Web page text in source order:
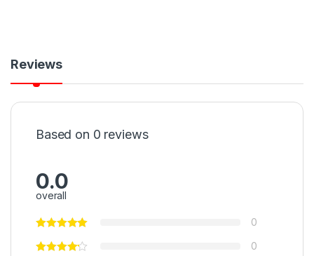
Reviews
Based on 0 reviews
0.0
overall
0
0